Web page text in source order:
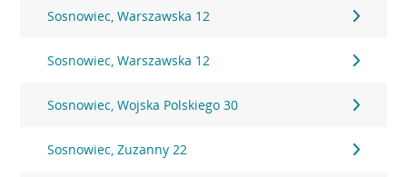
Sosnowiec, Warszawska 12
Sosnowiec, Warszawska 12
Sosnowiec, Wojska Polskiego 30
Sosnowiec, Zuzanny 22